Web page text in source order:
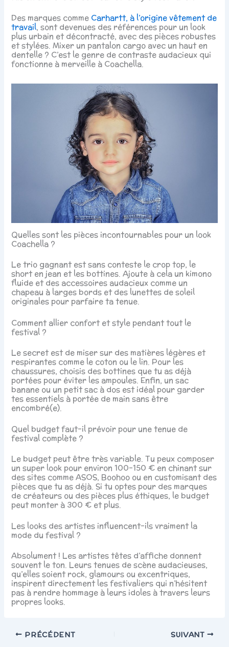
Des marques comme Carhartt, à l’origine vêtement de
travail, sont devenues des références pour un look
plus urbain et décontracté, avec des pièces robustes
et stylées. Mixer un pantalon cargo avec un haut en
dentelle ? C’est le genre de contraste audacieux qui
fonctionne à merveille à Coachella.
Quelles sont les pièces incontournables pour un look
Coachella ?
Le trio gagnant est sans conteste le crop top, le
short en jean et les bottines. Ajoute à cela un kimono
fluide et des accessoires audacieux comme un
chapeau à larges bords et des lunettes de soleil
originales pour parfaire ta tenue.
Comment allier confort et style pendant tout le
festival ?
Le secret est de miser sur des matières légères et
respirantes comme le coton ou le lin. Pour les
chaussures, choisis des bottines que tu as déjà
portées pour éviter les ampoules. Enfin, un sac
banane ou un petit sac à dos est idéal pour garder
tes essentiels à portée de main sans être
encombré(e).
Quel budget faut-il prévoir pour une tenue de
festival complète ?
Le budget peut être très variable. Tu peux composer
un super look pour environ 100-150 € en chinant sur
des sites comme ASOS, Boohoo ou en customisant des
pièces que tu as déjà. Si tu optes pour des marques
de créateurs ou des pièces plus éthiques, le budget
peut monter à 300 € et plus.
Les looks des artistes influencent-ils vraiment la
mode du festival ?
Absolument ! Les artistes têtes d’affiche donnent
souvent le ton. Leurs tenues de scène audacieuses,
qu’elles soient rock, glamours ou excentriques,
inspirent directement les festivaliers qui n’hésitent
pas à rendre hommage à leurs idoles à travers leurs
propres looks.
PRÉCÉDENT SUIVANT